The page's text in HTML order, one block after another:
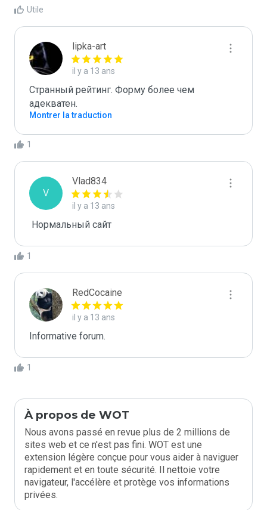
Utile
lipka-art
il y a 13 ans
Странный рейтинг. Форму более чем
адекватен.
Montrer la traduction
1
V
Vlad834
il y a 13 ans
Нормальный сайт
1
RedCocaine
il y a 13 ans
Informative forum.
1
À propos de WOT
Nous avons passé en revue plus de 2 millions de
sites web et ce n'est pas fini. WOT est une
extension légère conçue pour vous aider à naviguer
rapidement et en toute sécurité. Il nettoie votre
navigateur, l'accélère et protège vos informations
privées.